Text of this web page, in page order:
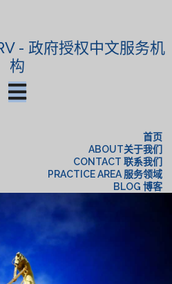
- 政府授权中文服务机
构
首页
ABOUT关于我们
CONTACT 联系我们
PRACTICE AREA 服务领域
BLOG 博客